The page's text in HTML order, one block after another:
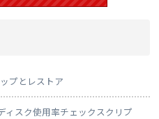
プとレストア
ィスク使用率チェックスクリプ